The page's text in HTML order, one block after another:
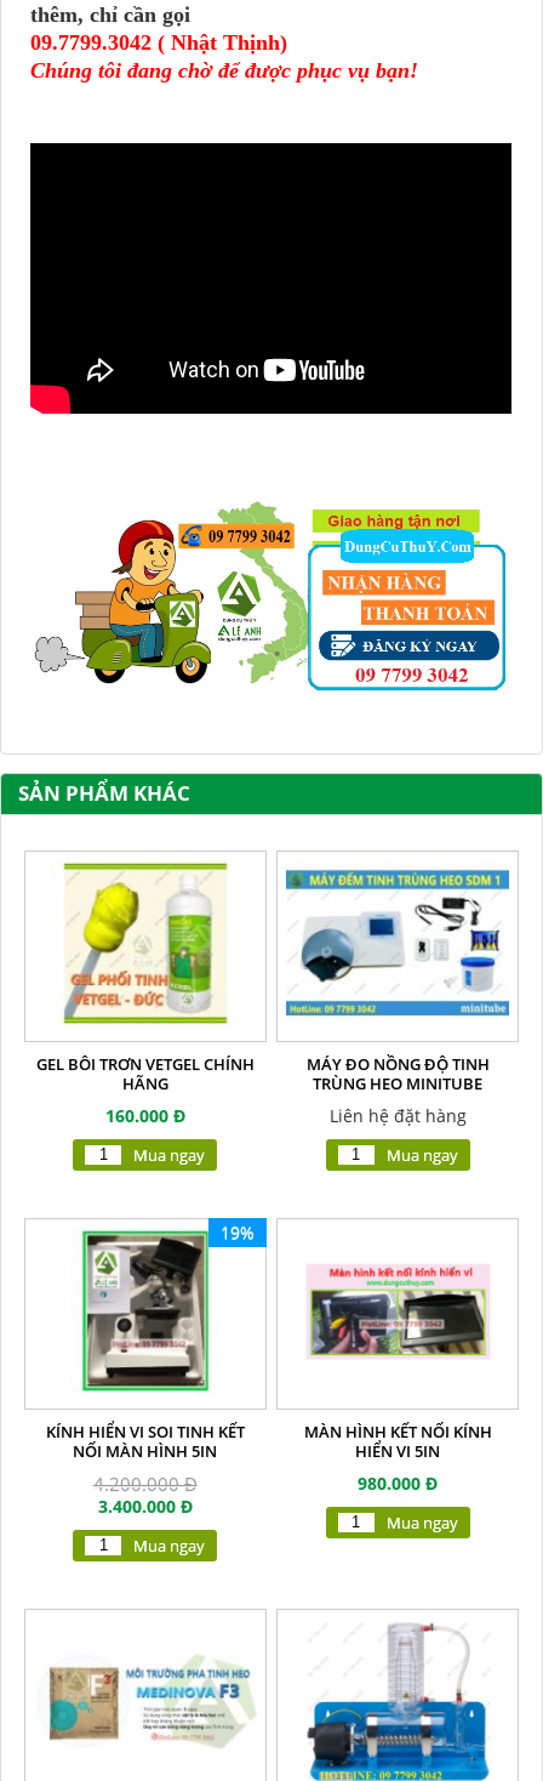
thêm, chỉ cần gọi
09.7799.3042 ( Nhật Thịnh)
Chúng tôi đang chờ để được phục vụ bạn!
SẢN PHẨM KHÁC
GEL BÔI TRƠN VETGEL CHÍNH
HÃNG
160.000 Đ
Mua ngay
MÁY ĐO NỒNG ĐỘ TINH
TRÙNG HEO MINITUBE
Liên hệ đặt hàng
Mua ngay
KÍNH HIỂN VI SOI TINH KẾT
NỐI MÀN HÌNH 5IN
4.200.000 Đ
3.400.000 Đ
19%
Mua ngay
MÀN HÌNH KẾT NỐI KÍNH
HIỂN VI 5IN
980.000 Đ
Mua ngay